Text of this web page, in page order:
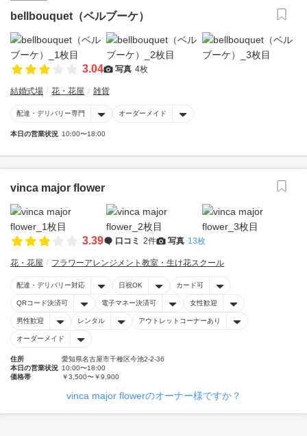
bellbouquet（ベルブーケ）
3.04 写真 4枚
結婚式場 花・花屋 雑貨
配達・デリバリー専門 オーダーメイド
本日の営業状況 10:00〜18:00
vinca major flower
3.39 口コミ 2件 写真 13枚
花・花屋 フラワーアレンジメント教室・生け花スクール
配達・デリバリー対応 日祝OK カード可
QRコード決済可 電子マネー決済可 女性歓迎
男性歓迎 レンタル アウトレットコーナーあり
オーダーメイド
住所
愛知県名古屋市千種区今池2-2-36
本日の営業状況 10:00〜18:00
価格帯
￥3,500〜￥9,900
vinca major flowerのオーナー様ですか？